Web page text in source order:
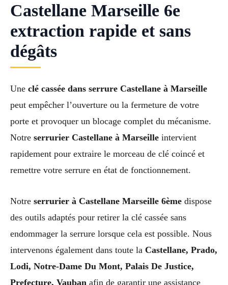
Castellane Marseille 6e
extraction rapide et sans
dégâts
Une clé cassée dans serrure Castellane à Marseille
peut empêcher l’ouverture ou la fermeture de votre
porte et provoquer un blocage complet du mécanisme.
Notre serrurier Castellane à Marseille intervient
rapidement pour extraire le morceau de clé coincé et
remettre votre serrure en état de fonctionnement.
Notre serrurier à Castellane Marseille 6ème dispose
des outils adaptés pour retirer la clé cassée sans
endommager la serrure lorsque cela est possible. Nous
intervenons également dans toute la Castellane, Prado,
Lodi, Notre-Dame Du Mont, Palais De Justice,
Prefecture, Vauban afin de garantir une assistance